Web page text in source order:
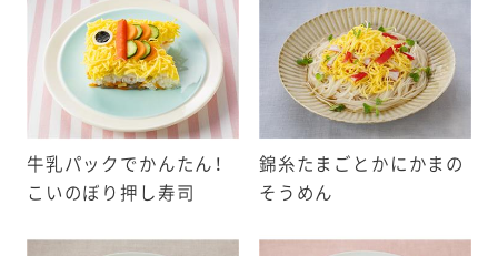
花生・えび・かに
もの21品目
イフルーツ・牛肉・くる
牛乳パックでかんたん！
こいのぼり押し寿司
錦糸たまごとかにかまの
そうめん